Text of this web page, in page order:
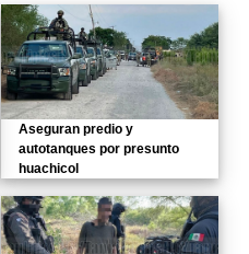
Aseguran predio y
autotanques por presunto
huachicol